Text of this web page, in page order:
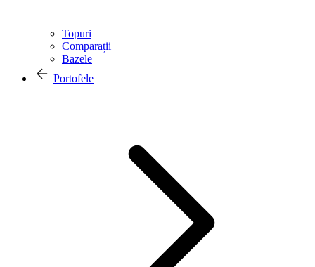
Topuri
Comparații
Bazele
Portofele